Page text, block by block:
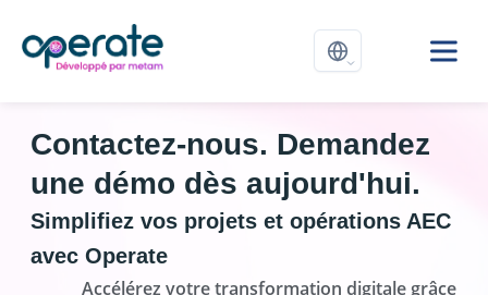
Contactez-nous. Demandez
une démo dès aujourd'hui.
Simplifiez vos projets et opérations AEC
avec Operate
Accélérez votre transformation digitale grâce